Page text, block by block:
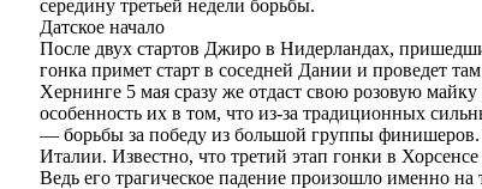
середину третьей недели борьбы.
Датское начало
После двух стартов Джиро в Нидерландах,
гонка примет старт в соседней Дании и проведет
Хернинге 5 мая сразу же отдаст свою розовую
особенность их в том, что из-за традиционных
— борьбы за победу из большой группы финишеров.
Италии. Известно, что третий этап гонки в
Ведь его трагическое падение произошло именно на